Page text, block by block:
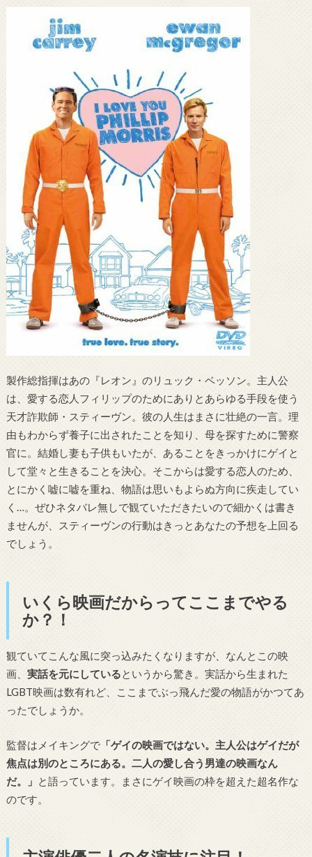
製作総指揮はあの『レオン』のリュック・ベッソン。主人公
は、愛する恋人フィリップのためにありとあらゆる手段を使う
天才詐欺師・スティーヴン。彼の人生はまさに壮絶の一言。理
由もわからず養子に出されたことを知り、母を探すために警察
官に。結婚し妻も子供もいたが、あることをきっかけにゲイと
して堂々と生きることを決心。そこからは愛する恋人のため、
とにかく嘘に嘘を重ね、物語は思いもよらぬ方向に疾走してい
く…。ぜひネタバレ無しで観ていただきたいので細かくは書き
ませんが、スティーヴンの行動はきっとあなたの予想を上回る
でしょう。
いくら映画だからってここまでやる
か？！
観ていてこんな風に突っ込みたくなりますが、なんとこの映
画、 実話を元にしているというから驚き。実話から生まれた
LGBT映画は数有れど、ここまでぶっ飛んだ愛の物語がかつてあ
ったでしょうか。
監督はメイキングで「ゲイの映画ではない。主人公はゲイだが
焦点は別のところにある。二人の愛し合う男達の映画なん
だ。」 と語っています。まさにゲイ映画の枠を超えた超名作な
のです。